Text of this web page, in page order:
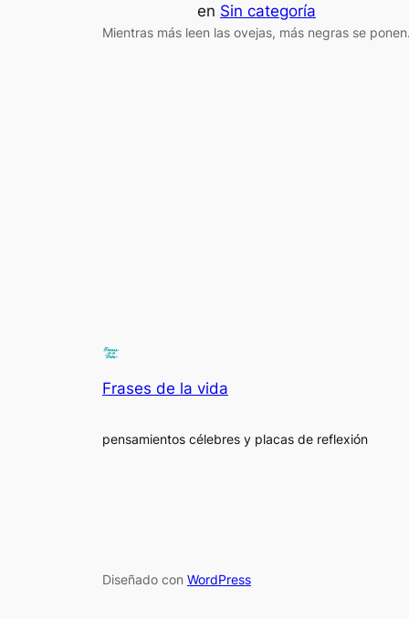
en Sin categoría
Mientras más leen las ovejas, más negras se
Frases de la vida
pensamientos célebres y placas de reflexión
Diseñado con WordPress